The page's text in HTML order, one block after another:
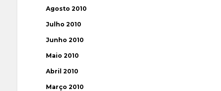
Agosto 2010
Julho 2010
Junho 2010
Maio 2010
Abril 2010
Março 2010